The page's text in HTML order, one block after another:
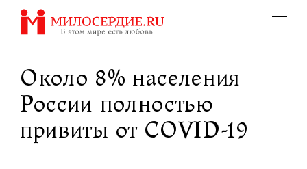
Перейти
содержанию
Около 8% населения
России полностью
привиты от COVID-19